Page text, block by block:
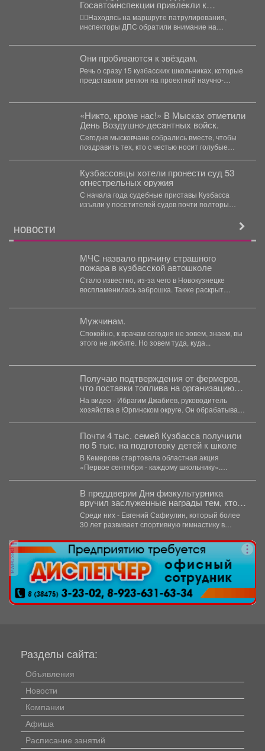
Госавтоинспекции привлекли к
ответственности водителя-бесправника,
который пытался скрыться на
мотоцикле
👮‍♂Находясь на маршруте патрулирования,
инспекторы ДПС обратили внимание на
мотоцикл....
Они пробиваются к звёздам.
Речь о сразу 15 кузбасских школьниках, которые
представили регион на проектной научно-
«Никто, кроме нас!» В Мысках отметили
День Воздушно-десантных войск.
Сегодня мысковчане собрались вместе, чтобы
поздравить тех, кто с честью носит голубые
Кузбассовцы хотели пронести суд 53
огнестрельных оружия
С начала года судебные приставы Кузбасса
изъяли у посетителей судов почти полторы
НОВОСТИ
МЧС назвало причину страшного
пожара в кузбасской автошколе
Стало известно, из-за чего в Новокузнецке
воспламенилась заброшка. Также раскрыт
автошкола...
Мужчинам.
Спокойно, к врачам сегодня не зовем, знаем, вы
этого не любите. Но зовем туда, куда...
Получаю подтверждения от фермеров,
что поставки топлива на организацию
уборочной кампании уже начались.
На видео - Ибрагим Джабиев, руководитель
хозяйства в Юргинском округе. Он обрабатывает
Почти 4 тыс. семей Кузбасса получили
по 5 тыс. на подготовку детей к школе
В Кемерове стартовала областная акция
«Первое сентября - каждому школьнику».
В преддверии Дня физкультурника
вручил заслуженные награды тем, кто
посвятил свою жизнь спорту и
воспитанию чемпионов.
Среди них - Евгений Сафиулин, который более
30 лет развивает спортивную гимнастику в
реклама
Разделы сайта:
Объявления
Новости
Компании
Афиша
Расписание занятий